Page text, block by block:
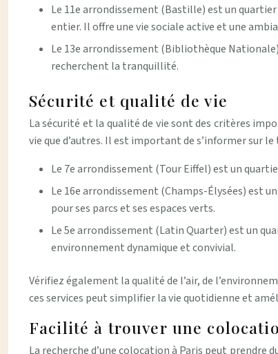
Le 11e arrondissement (Bastille) est un
entier. Il offre une vie sociale active et une
Le 13e arrondissement (Bibliothèque
recherchent la tranquillité.
Sécurité et qualité de vie
La sécurité et la qualité de vie sont des critères
vie que d’autres. Il est important de s’informer sur
Le 7e arrondissement (Tour Eiffel) est un
Le 16e arrondissement (Champs-Élysées) est
pour ses parcs et ses espaces verts.
Le 5e arrondissement (Latin Quarter) est un
environnement dynamique et convivial.
Vérifiez également la qualité de l’air, de
ces services peut simplifier la vie quotidienne et
Facilité à trouver une
La recherche d’une colocation à Paris peut prendre